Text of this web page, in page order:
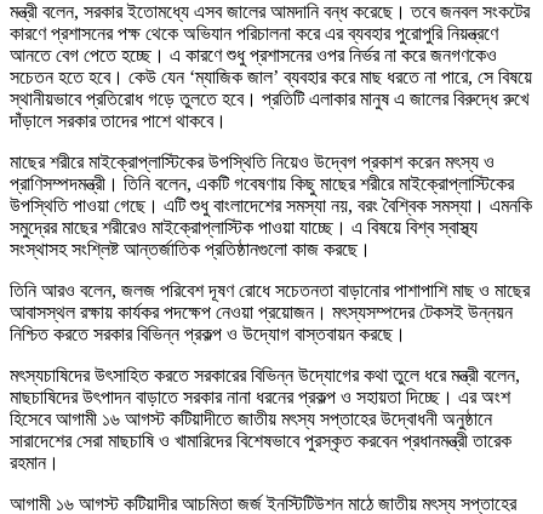
মন্ত্রী বলেন, সরকার ইতোমধ্যে এসব জালের আমদানি বন্ধ করেছে। তবে জনবল সংকটের
কারণে প্রশাসনের পক্ষ থেকে অভিযান পরিচালনা করে এর ব্যবহার পুরোপুরি নিয়ন্ত্রণে
আনতে বেগ পেতে হচ্ছে। এ কারণে শুধু প্রশাসনের ওপর নির্ভর না করে জনগণকেও
সচেতন হতে হবে। কেউ যেন ‘ম্যাজিক জাল’ ব্যবহার করে মাছ ধরতে না পারে, সে বিষয়ে
স্থানীয়ভাবে প্রতিরোধ গড়ে তুলতে হবে। প্রতিটি এলাকার মানুষ এ জালের বিরুদ্ধে রুখে
দাঁড়ালে সরকার তাদের পাশে থাকবে।
মাছের শরীরে মাইক্রোপ্লাস্টিকের উপস্থিতি নিয়েও উদ্বেগ প্রকাশ করেন মৎস্য ও
প্রাণিসম্পদমন্ত্রী। তিনি বলেন, একটি গবেষণায় কিছু মাছের শরীরে মাইক্রোপ্লাস্টিকের
উপস্থিতি পাওয়া গেছে। এটি শুধু বাংলাদেশের সমস্যা নয়, বরং বৈশ্বিক সমস্যা। এমনকি
সমুদ্রের মাছের শরীরেও মাইক্রোপ্লাস্টিক পাওয়া যাচ্ছে। এ বিষয়ে বিশ্ব স্বাস্থ্য
সংস্থাসহ সংশ্লিষ্ট আন্তর্জাতিক প্রতিষ্ঠানগুলো কাজ করছে।
তিনি আরও বলেন, জলজ পরিবেশ দূষণ রোধে সচেতনতা বাড়ানোর পাশাপাশি মাছ ও মাছের
আবাসস্থল রক্ষায় কার্যকর পদক্ষেপ নেওয়া প্রয়োজন। মৎস্যসম্পদের টেকসই উন্নয়ন
নিশ্চিত করতে সরকার বিভিন্ন প্রকল্প ও উদ্যোগ বাস্তবায়ন করছে।
মৎস্যচাষিদের উৎসাহিত করতে সরকারের বিভিন্ন উদ্যোগের কথা তুলে ধরে মন্ত্রী বলেন,
মাছচাষিদের উৎপাদন বাড়াতে সরকার নানা ধরনের প্রকল্প ও সহায়তা দিচ্ছে। এর অংশ
হিসেবে আগামী ১৬ আগস্ট কটিয়াদীতে জাতীয় মৎস্য সপ্তাহের উদ্বোধনী অনুষ্ঠানে
সারাদেশের সেরা মাছচাষি ও খামারিদের বিশেষভাবে পুরস্কৃত করবেন প্রধানমন্ত্রী তারেক
রহমান।
আগামী ১৬ আগস্ট কটিয়াদীর আচমিতা জর্জ ইনস্টিটিউশন মাঠে জাতীয় মৎস্য সপ্তাহের